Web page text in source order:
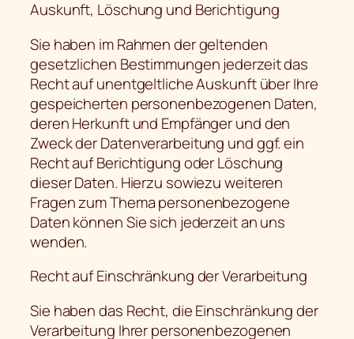
Auskunft, Löschung und Berichtigung
Sie haben im Rahmen der geltenden
gesetzlichen Bestimmungen jederzeit das
Recht auf unentgeltliche Auskunft über Ihre
gespeicherten personenbezogenen Daten,
deren Herkunft und Empfänger und den
Zweck der Datenverarbeitung und ggf. ein
Recht auf Berichtigung oder Löschung
dieser Daten. Hierzu sowiezu weiteren
Fragen zum Thema personenbezogene
Daten können Sie sich jederzeit an uns
wenden.
Recht auf Einschränkung der Verarbeitung
Sie haben das Recht, die Einschränkung der
Verarbeitung Ihrer personenbezogenen